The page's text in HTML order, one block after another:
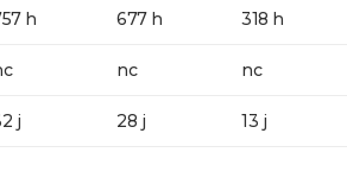
h 677 h 318 h
nc nc
j 28 j 13 j